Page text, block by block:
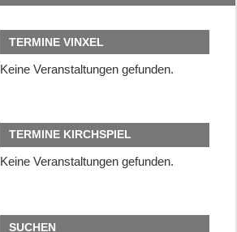
TERMINE VINXEL
Keine Veranstaltungen gefunden.
TERMINE KIRCHSPIEL
Keine Veranstaltungen gefunden.
SUCHEN